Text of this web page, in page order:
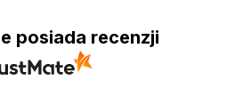
posiada recenzji